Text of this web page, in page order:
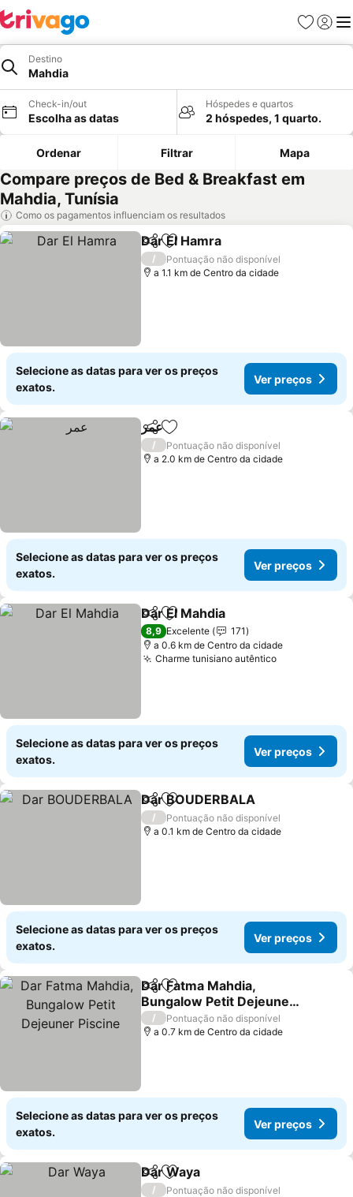
Favoritos
Iniciar
Destino
Mahdia
Check-in/out
Escolha as datas
Hóspedes e quartos
2 hóspedes, 1 quarto.
Ordenar Filtrar Mapa
Compare preços de Bed & Breakfast em
Mahdia, Tunísia
Como os pagamentos influenciam os resultados
PartilharAdicionar aos favoritos
Dar El Hamra
/
Pontuação não disponível
a 1.1 km de Centro da cidade
Selecione as datas para ver os preços
exatos.
Ver preços
PartilharAdicionar aos favoritos
عمر
/
Pontuação não disponível
a 2.0 km de Centro da cidade
Selecione as datas para ver os preços
exatos.
Ver preços
PartilharAdicionar aos favoritos
Dar El Mahdia
8,9 Excelente
171
a 0.6 km de Centro da cidade
Charme tunisiano autêntico
Selecione as datas para ver os preços
exatos.
Ver preços
PartilharAdicionar aos favoritos
Dar BOUDERBALA
/
Pontuação não disponível
a 0.1 km de Centro da cidade
Selecione as datas para ver os preços
exatos.
Ver preços
PartilharAdicionar aos favoritos
Dar Fatma Mahdia,
Bungalow Petit Dejeuner
Piscine
/
Pontuação não disponível
a 0.7 km de Centro da cidade
Selecione as datas para ver os preços
exatos.
Ver preços
PartilharAdicionar aos favoritos
Dar Waya
/
Pontuação não disponível